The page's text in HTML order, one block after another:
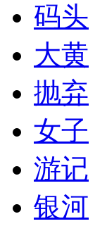
码头
大黄
抛弃
女子
游记
银河